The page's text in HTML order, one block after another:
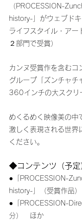
（PROCESSION-
history-」がウェブド
ライフスタイル・アー
２部門で受賞）
カンヌ受賞作を含むコ
グループ「ズンチャチ
360インチの大スクリ
めくるめく映像美の中
激しく表現される世界
ください。
◆コンテンツ（予
●「PROCESSION-
history-」（受賞作品）
●「PROCESSION-
分）　ほか